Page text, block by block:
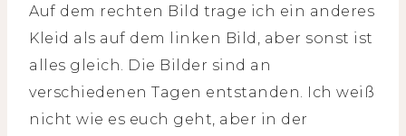
Auf dem rechten Bild trage ich ein anderes
Kleid als auf dem linken Bild, aber sonst ist
alles gleich. Die Bilder sind an
verschiedenen Tagen entstanden. Ich weiß
nicht wie es euch geht, aber in der